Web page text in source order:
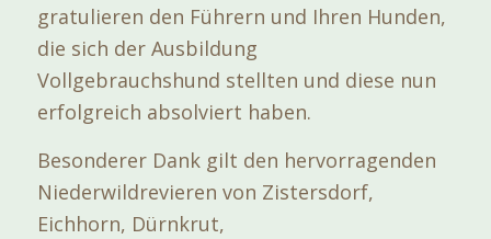
gratulieren den Führern und Ihren Hunden,
die sich der Ausbildung
Vollgebrauchshund stellten und diese nun
erfolgreich absolviert haben.
Besonderer Dank gilt den hervorragenden
Niederwildrevieren von Zistersdorf,
Eichhorn, Dürnkrut,